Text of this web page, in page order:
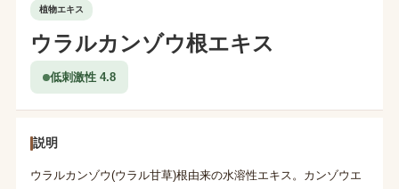
植物エキス
ウラルカンゾウ根エキス
低刺激性 4.8
説明
ウラルカンゾウ(ウラル甘草)根由来の水溶性エキス。カンゾウエ